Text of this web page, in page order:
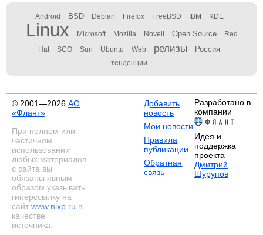
Android BSD Debian Firefox FreeBSD IBM KDE
Linux Microsoft Mozilla Novell Open Source Red
Hat SCO Sun Ubuntu Web релизы Россия
тенденции
© 2001—2026 АО
«Флант»
При полном или
частичном
использовании
любых материалов
с сайта вы
обязаны явным
образом указывать
гиперссылку на
сайт www.nixp.ru в
качестве
источника.
Добавить
новость
Мои новости
Правила
публикации
Обратная
связь
Разработано в
компании
Идея и
поддержка
проекта —
Дмитрий
Шурупов